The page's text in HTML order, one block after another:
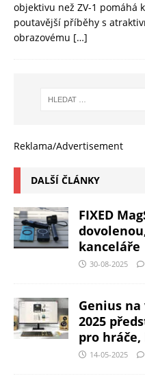
objektivu než ZV-1 pomáhá
poutavější příběhy s
obrazovému […]
Reklama/Advertisement
DALŠÍ ČLÁNKY
FIXED
kanceláře
30-08-2025
Genius na
2025
pro
14-05-2025